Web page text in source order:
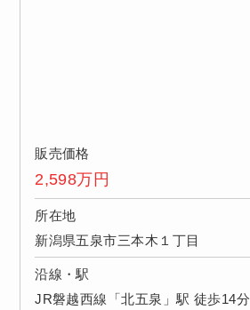
販売価格
2,598万円
所在地
新潟県五泉市三本木１丁目
沿線・駅
JR磐越西線「北五泉」駅 徒歩14分